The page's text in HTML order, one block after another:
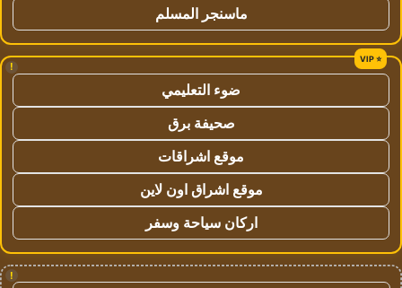
ماسنجر المسلم
!
ضوء التعليمي
صحيفة برق
موقع اشراقات
موقع اشراق اون لاين
اركان سياحة وسفر
!